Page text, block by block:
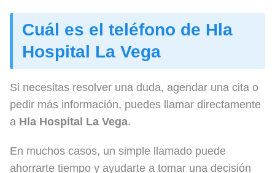
Cuál es el teléfono de Hla
Hospital La Vega
Si necesitas resolver una duda, agendar una cita o
pedir más información, puedes llamar directamente
a Hla Hospital La Vega.
En muchos casos, un simple llamado puede
ahorrarte tiempo y ayudarte a tomar una decisión